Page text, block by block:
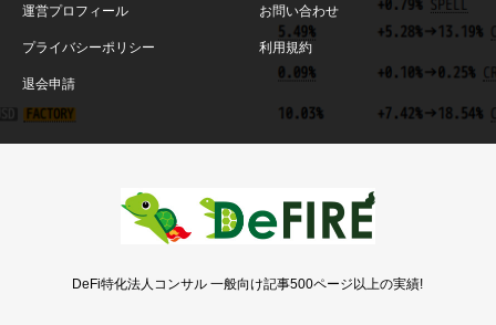
運営プロフィール お問い合わせ
プライバシーポリシー 利用規約
退会申請
DeFi特化法人コンサル 一般向け記事500ページ以上の実績!